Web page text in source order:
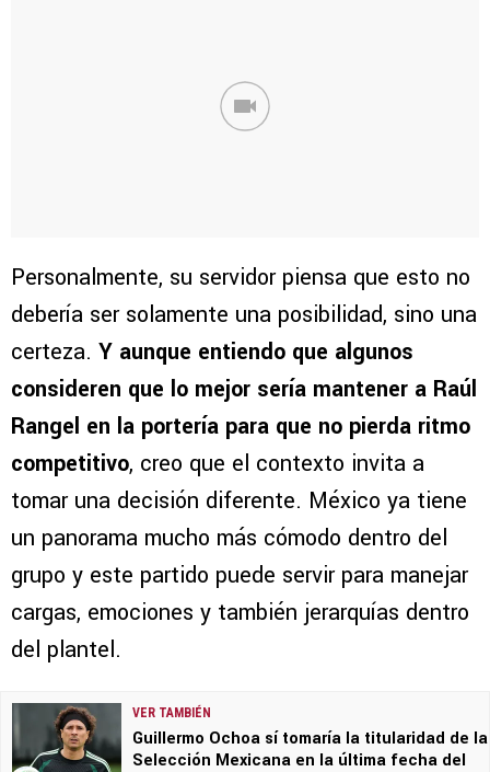
Personalmente, su servidor piensa que esto no
debería ser solamente una posibilidad, sino una
certeza. Y aunque entiendo que algunos
consideren que lo mejor sería mantener a Raúl
Rangel en la portería para que no pierda ritmo
competitivo, creo que el contexto invita a
tomar una decisión diferente. México ya tiene
un panorama mucho más cómodo dentro del
grupo y este partido puede servir para manejar
cargas, emociones y también jerarquías dentro
del plantel.
VER TAMBIÉN
Guillermo Ochoa sí tomaría la titularidad de la
Selección Mexicana en la última fecha del